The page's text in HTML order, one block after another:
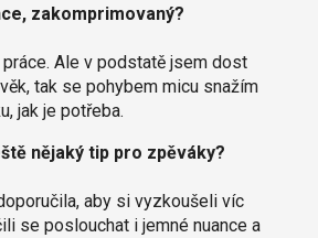
zakomprimovaný?
práce. Ale v podstatě jsem dost
tak se pohybem micu snažím
jak je potřeba.
nějaký tip pro zpěváky?
aby si vyzkoušeli víc
se poslouchat i jemné nuance a